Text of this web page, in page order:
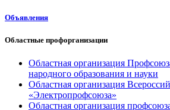
Объявления
Областные профорганизации
Областная организация
народного образования и науки
Областная организация
«Электропрофсоюза»
Областная организация